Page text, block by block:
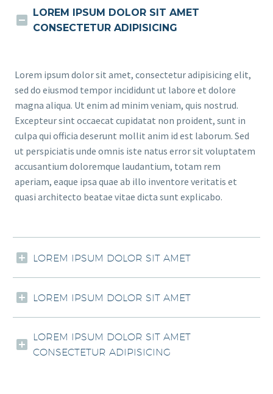
LOREM IPSUM DOLOR SIT AMET
CONSECTETUR ADIPISICING
Lorem ipsum dolor sit amet, consectetur adipisicing elit,
sed do eiusmod tempor incididunt ut labore et dolore
magna aliqua. Ut enim ad minim veniam, quis nostrud.
Excepteur sint occaecat cupidatat non proident, sunt in
culpa qui officia deserunt mollit anim id est laborum. Sed
ut perspiciatis unde omnis iste natus error sit voluptatem
accusantium doloremque laudantium, totam rem
aperiam, eaque ipsa quae ab illo inventore veritatis et
quasi architecto beatae vitae dicta sunt explicabo.
LOREM IPSUM DOLOR SIT AMET
LOREM IPSUM DOLOR SIT AMET
LOREM IPSUM DOLOR SIT AMET
CONSECTETUR ADIPISICING